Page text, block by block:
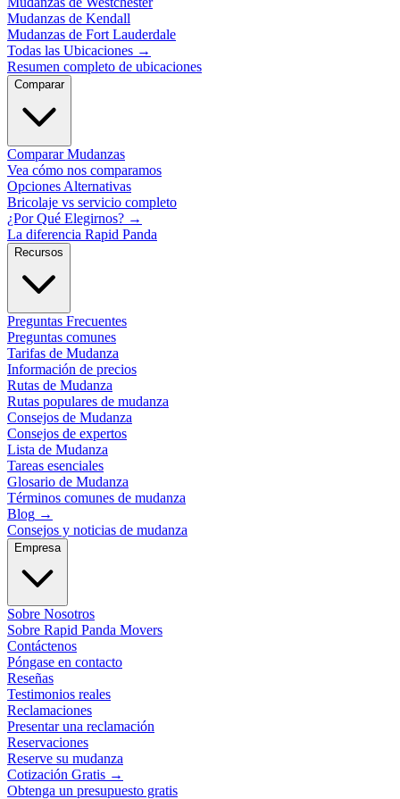
Mudanzas de Kendall
Mudanzas de Fort Lauderdale
Todas las Ubicaciones →
Resumen completo de ubicaciones
Comparar
Comparar Mudanzas
Vea cómo nos comparamos
Opciones Alternativas
Bricolaje vs servicio completo
¿Por Qué Elegirnos? →
La diferencia Rapid Panda
Recursos
Preguntas Frecuentes
Preguntas comunes
Tarifas de Mudanza
Información de precios
Rutas de Mudanza
Rutas populares de mudanza
Consejos de Mudanza
Consejos de expertos
Lista de Mudanza
Tareas esenciales
Glosario de Mudanza
Términos comunes de mudanza
Blog →
Consejos y noticias de mudanza
Empresa
Sobre Nosotros
Sobre Rapid Panda Movers
Contáctenos
Póngase en contacto
Reseñas
Testimonios reales
Reclamaciones
Presentar una reclamación
Reservaciones
Reserve su mudanza
Cotización Gratis →
Obtenga un presupuesto gratis